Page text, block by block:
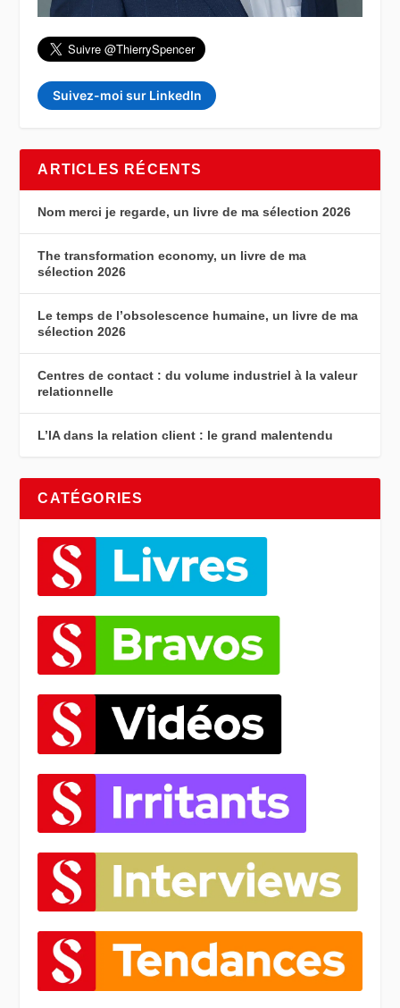
Suivez-moi sur LinkedIn
ARTICLES RÉCENTS
Nom merci je regarde, un livre de ma sélection 2026
The transformation economy, un livre de ma
sélection 2026
Le temps de l’obsolescence humaine, un livre de ma
sélection 2026
Centres de contact : du volume industriel à la valeur
relationnelle
L’IA dans la relation client : le grand malentendu
CATÉGORIES